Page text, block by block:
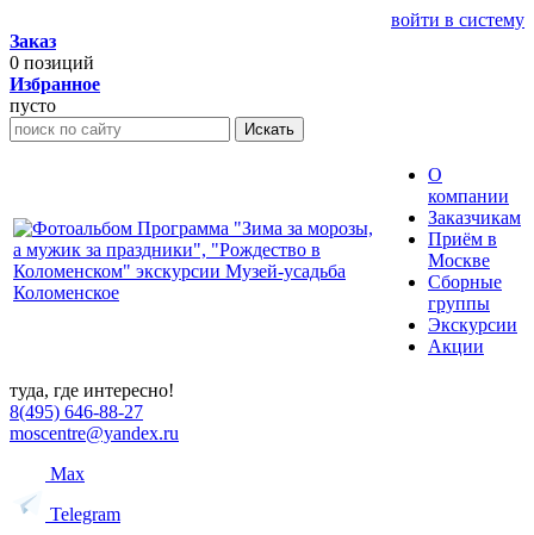
войти в систему
Заказ
0 позиций
Избранное
пусто
Искать
О
компании
Заказчикам
Приём в
Москве
Сборные
группы
Экскурсии
Акции
туда, где интересно!
8(495) 646-88-27
moscentre@yandex.ru
Max
Telegram